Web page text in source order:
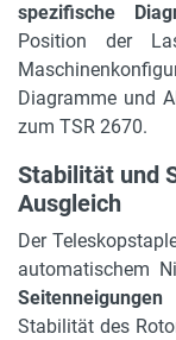
22 m
46 %
spezifische
Position der
Diagramme und
zum TSR 2670.
Stabilität und
Ausgleich
Der
automatischem
Stabilität des